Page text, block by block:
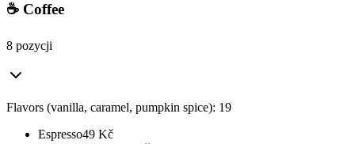
☕ Coffee
8 pozycji
Flavors (vanilla, caramel, pumpkin spice): 19
Espresso49 Kč